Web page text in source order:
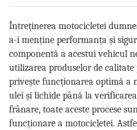
Întreținerea motocicletei
a-i menține performanța și
componentă a acestui vehicul
utilizarea produselor de calitate
privește funcționarea optimă a
ulei și lichide până la
frânare, toate aceste procese
funcționare a motocicletei.